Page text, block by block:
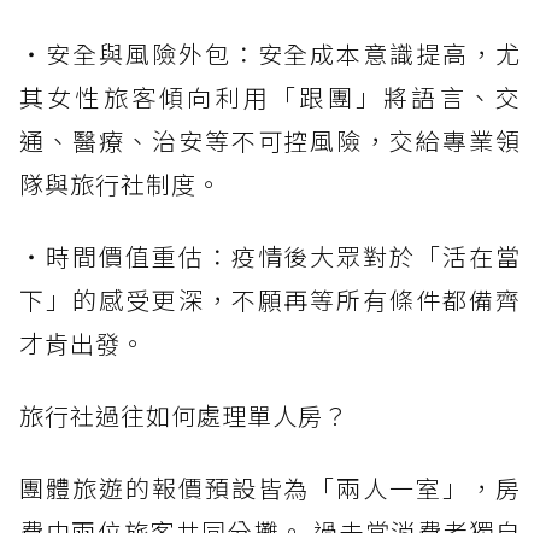
・安全與風險外包：安全成本意識提高，尤
其女性旅客傾向利用「跟團」將語言、交
通、醫療、治安等不可控風險，交給專業領
隊與旅行社制度。
・時間價值重估：疫情後大眾對於「活在當
下」的感受更深，不願再等所有條件都備齊
才肯出發。
旅行社過往如何處理單人房？
團體旅遊的報價預設皆為「兩人一室」，房